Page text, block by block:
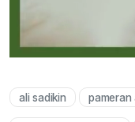
ali sadikin pameran